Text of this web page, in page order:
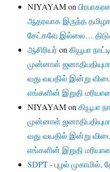
NIYAYAMon
ஆதரவாக இருந்த
கேட்கவே இல்லை…
ஆசிரியர்onகியூபா
முன்னாள்
வது வயதில் இன்று
எங்களின் இறுதி
NIYAYAMonகியூபா
முன்னாள்
வது வயதில் இன்று
எங்களின் இறுதி
SDPT - புழல்